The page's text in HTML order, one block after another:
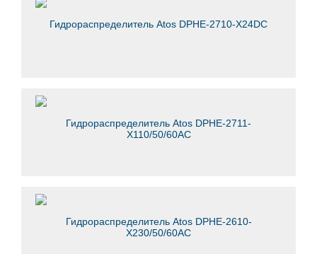
Гидрораспределитель Atos DPHE-2710-X24DC
Гидрораспределитель Atos DPHE-2711-
X110/50/60AC
Гидрораспределитель Atos DPHE-2610-
X230/50/60AC